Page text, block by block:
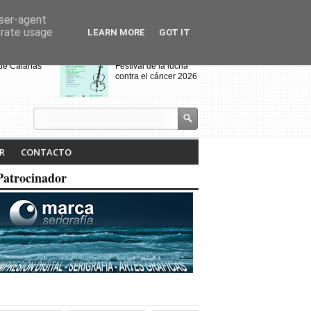
Calañas
Festival de la lucha
contra el cáncer 2026
y el Cerro de
de Villanueva
por el
VIII Feria de
Calañas
pasada ruta
CONTACTO
agent
usage
LEARN MORE GOT IT